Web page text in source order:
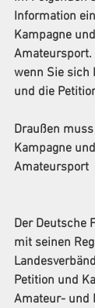
Information
Kampagne
wenn Sie sich
und die
Draußen
Kampagne
Amateursport
Der Deutsche
mit seinen
Petition und
Amateur- und